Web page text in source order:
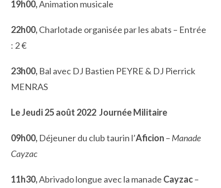
19h00,Animation musicale
22h00,Charlotade organisée par les abats – Entrée
: 2 €
23h00, Bal avec DJ Bastien PEYRE & DJ Pierrick
MENRAS
Le Jeudi 25 août 2022Journée Militaire
09h00, Déjeuner du club taurin l’Aficion – Manade
Cayzac
11h30,Abrivado longue avec la manade Cayzac–